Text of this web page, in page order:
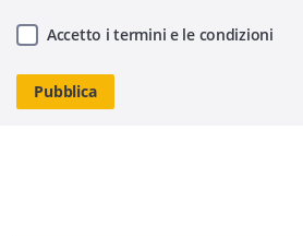
Accetto i termini e le condizioni